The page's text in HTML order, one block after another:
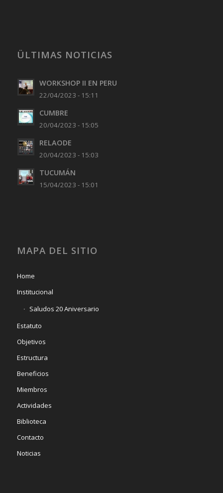
ÜLTIMAS NOTICIAS
WORKSHOP II EN PERU
22/04/2023 - 15:11
CUMBRE
20/04/2023 - 15:05
RELAODE
20/04/2023 - 15:03
TUCUMÁN
15/04/2023 - 15:01
MAPA DEL SITIO
Home
Institucional
Saludos 20 Aniversario
Estatuto
Objetivos
Estructura
Beneficios
Miembros
Actividades
Biblioteca
Contacto
Noticias